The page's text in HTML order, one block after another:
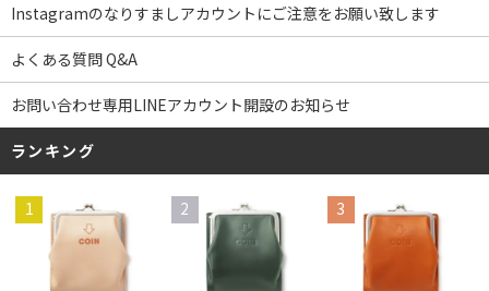
Instagramのなりすましアカウントにご注意をお願い致します
よくある質問 Q&A
お問い合わせ専用LINEアカウント開設のお知らせ
ランキング
1 2 3